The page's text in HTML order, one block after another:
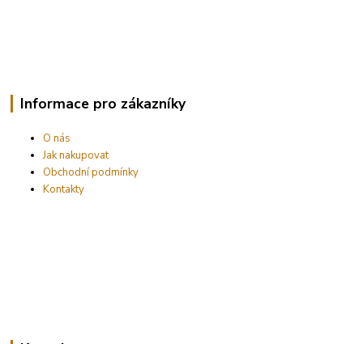
Informace pro zákazníky
O nás
Jak nakupovat
Obchodní podmínky
Kontakty